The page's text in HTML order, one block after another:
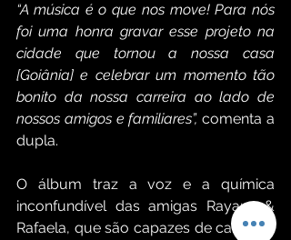
“A música é o que nos move! Para nós
foi uma honra gravar esse projeto na
cidade que tornou a nossa casa
[Goiânia] e celebrar um momento tão
bonito da nossa carreira ao lado de
nossos amigos e familiares”, comenta a
dupla.
O álbum traz a voz e a química
inconfundível das amigas Rayane &
Rafaela, que são capazes de cativar o